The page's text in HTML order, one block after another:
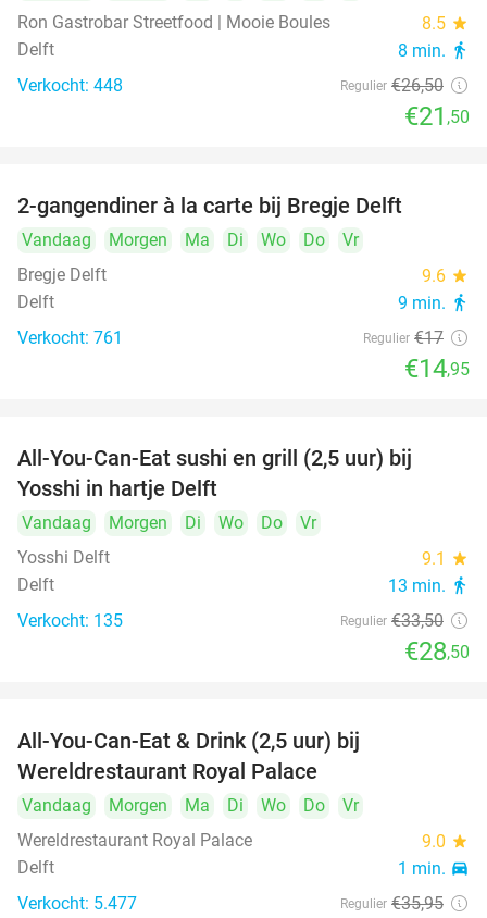
Ron Gastrobar Streetfood | Mooie Boules 8.5 star
Delft 8 min. directions_walk
Verkocht: 448 Regulier €26,50
€21 ,50
2-gangendiner à la carte bij Bregje Delft
Vandaag Morgen Ma Di Wo Do
Vr
Bregje Delft
9.6 star
Delft 9 min. directions_walk
Verkocht: 761 Regulier €17
€14,95
All-You-Can-Eat sushi en grill (2,5 uur) bij
Yosshi in hartje Delft
Vandaag Morgen Di Wo Do
Vr
Yosshi Delft
9.1 star
Delft 13 min. directions_walk
Verkocht: 135 Regulier €33,50
€28,50
All-You-Can-Eat & Drink (2,5 uur) bij
Wereldrestaurant Royal Palace
Vandaag Morgen Ma Di Wo Do
Vr
Wereldrestaurant Royal Palace
9.0 star
Delft 1 min. directions_car
Verkocht: 5.477 Regulier €35,95